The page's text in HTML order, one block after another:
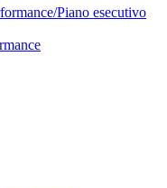
Piano esecutivo